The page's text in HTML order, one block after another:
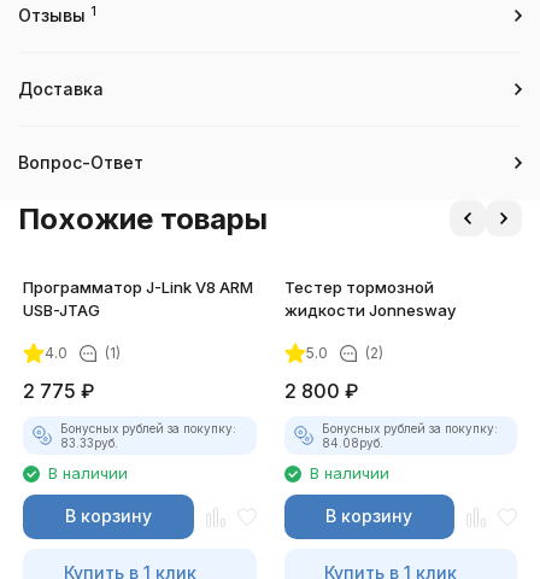
Отзывы 1
Доставка
Вопрос-Ответ
Похожие товары
Программатор J-Link V8 ARM
USB-JTAG
4.0 (1)
2 775 ₽
Бонусных рублей за покупку:
83.33руб.
В наличии
В корзину
Купить в 1 клик
Тестер тормозной
жидкости Jonnesway
5.0 (2)
2 800 ₽
Бонусных рублей за покупку:
84.08руб.
В наличии
В корзину
Купить в 1 клик